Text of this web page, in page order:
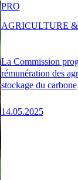
La Commission
rémunération des
stockage du carbone
14.05.2025
PRO
AGRICULTURE